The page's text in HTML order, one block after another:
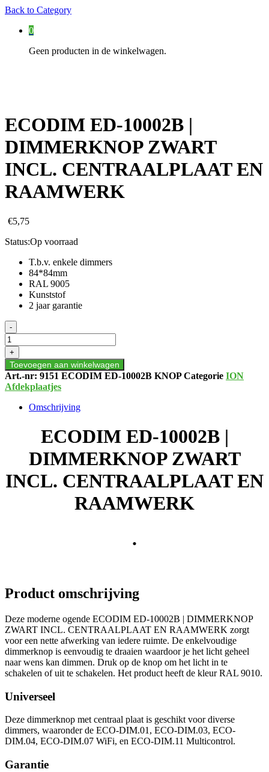
Back to Category
0
Geen producten in de winkelwagen.
ECODIM ED-10002B |
DIMMERKNOP ZWART
INCL. CENTRAALPLAAT EN
RAAMWERK
€5,75
Status:Op voorraad
T.b.v. enkele dimmers
84*84mm
RAL 9005
Kunststof
2 jaar garantie
ECODIM
ED-
10002B
|
DIMMERKNOP
ZWART
INCL.
-
+
Toevoegen aan winkelwagen
Art.-nr: 9151 ECODIM ED-10002B KNOPCategorie ION
Afdekplaatjes
Omschrijving
ECODIM ED-10002B |
DIMMERKNOP ZWART
INCL. CENTRAALPLAAT EN
RAAMWERK
.
Product omschrijving
Deze moderne ogende ECODIM ED-10002B | DIMMERKNOP
ZWART INCL. CENTRAALPLAAT EN RAAMWERK zorgt
voor een nette afwerking van iedere ruimte. De enkelvoudige
dimmerknop is eenvoudig te draaien waardoor je het licht geheel
naar wens kan dimmen. Druk op de knop om het licht in te
schakelen of uit te schakelen. Het product heeft de kleur RAL 9010.
Universeel
Deze dimmerknop met centraal plaat is geschikt voor diverse
dimmers, waaronder de ECO-DIM.01, ECO-DIM.03, ECO-
DIM.04, ECO-DIM.07 WiFi, en ECO-DIM.11 Multicontrol.
Garantie